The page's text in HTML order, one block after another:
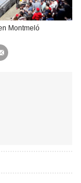
Montmeló